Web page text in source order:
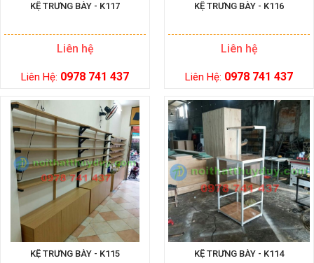
KỆ TRƯNG BÀY - K117
Liên hệ
Liên Hệ: 0978 741 437
KỆ TRƯNG BÀY - K116
Liên hệ
Liên Hệ: 0978 741 437
KỆ TRƯNG BÀY - K115 KỆ TRƯNG BÀY - K114